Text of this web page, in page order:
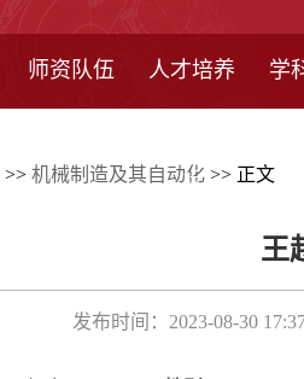
师资队伍 人才培养
坛
学
>> 机械制造及其自动化 >> 正文
王
发布时间：2023-08-30